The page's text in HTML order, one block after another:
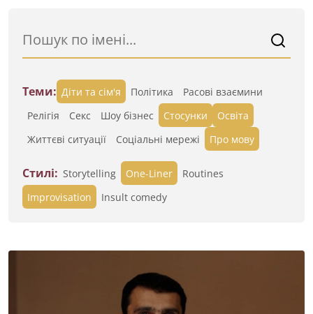
Теми: Діти та сім'я Політика
Расові взаємини
Релігія
Секс Шоу бізнес Стосунки
Освіта
Життєві ситуації
Cоціальні мережі Про мову
Стилі: Storytelling One-Liner
Routines
Improvisation
Insult comedy